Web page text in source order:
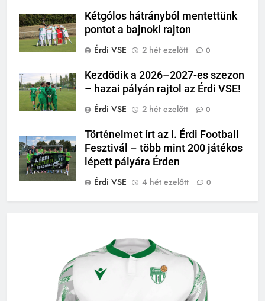
Kétgólos hátrányból mentettünk
pontot a bajnoki rajton
Érdi VSE
2 hét ezelőtt 0
Kezdődik a 2026–2027-es szezon
– hazai pályán rajtol az Érdi VSE!
Érdi VSE
2 hét ezelőtt 0
Történelmet írt az I. Érdi Football
Fesztivál – több mint 200 játékos
lépett pályára Érden
Érdi VSE
4 hét ezelőtt 0